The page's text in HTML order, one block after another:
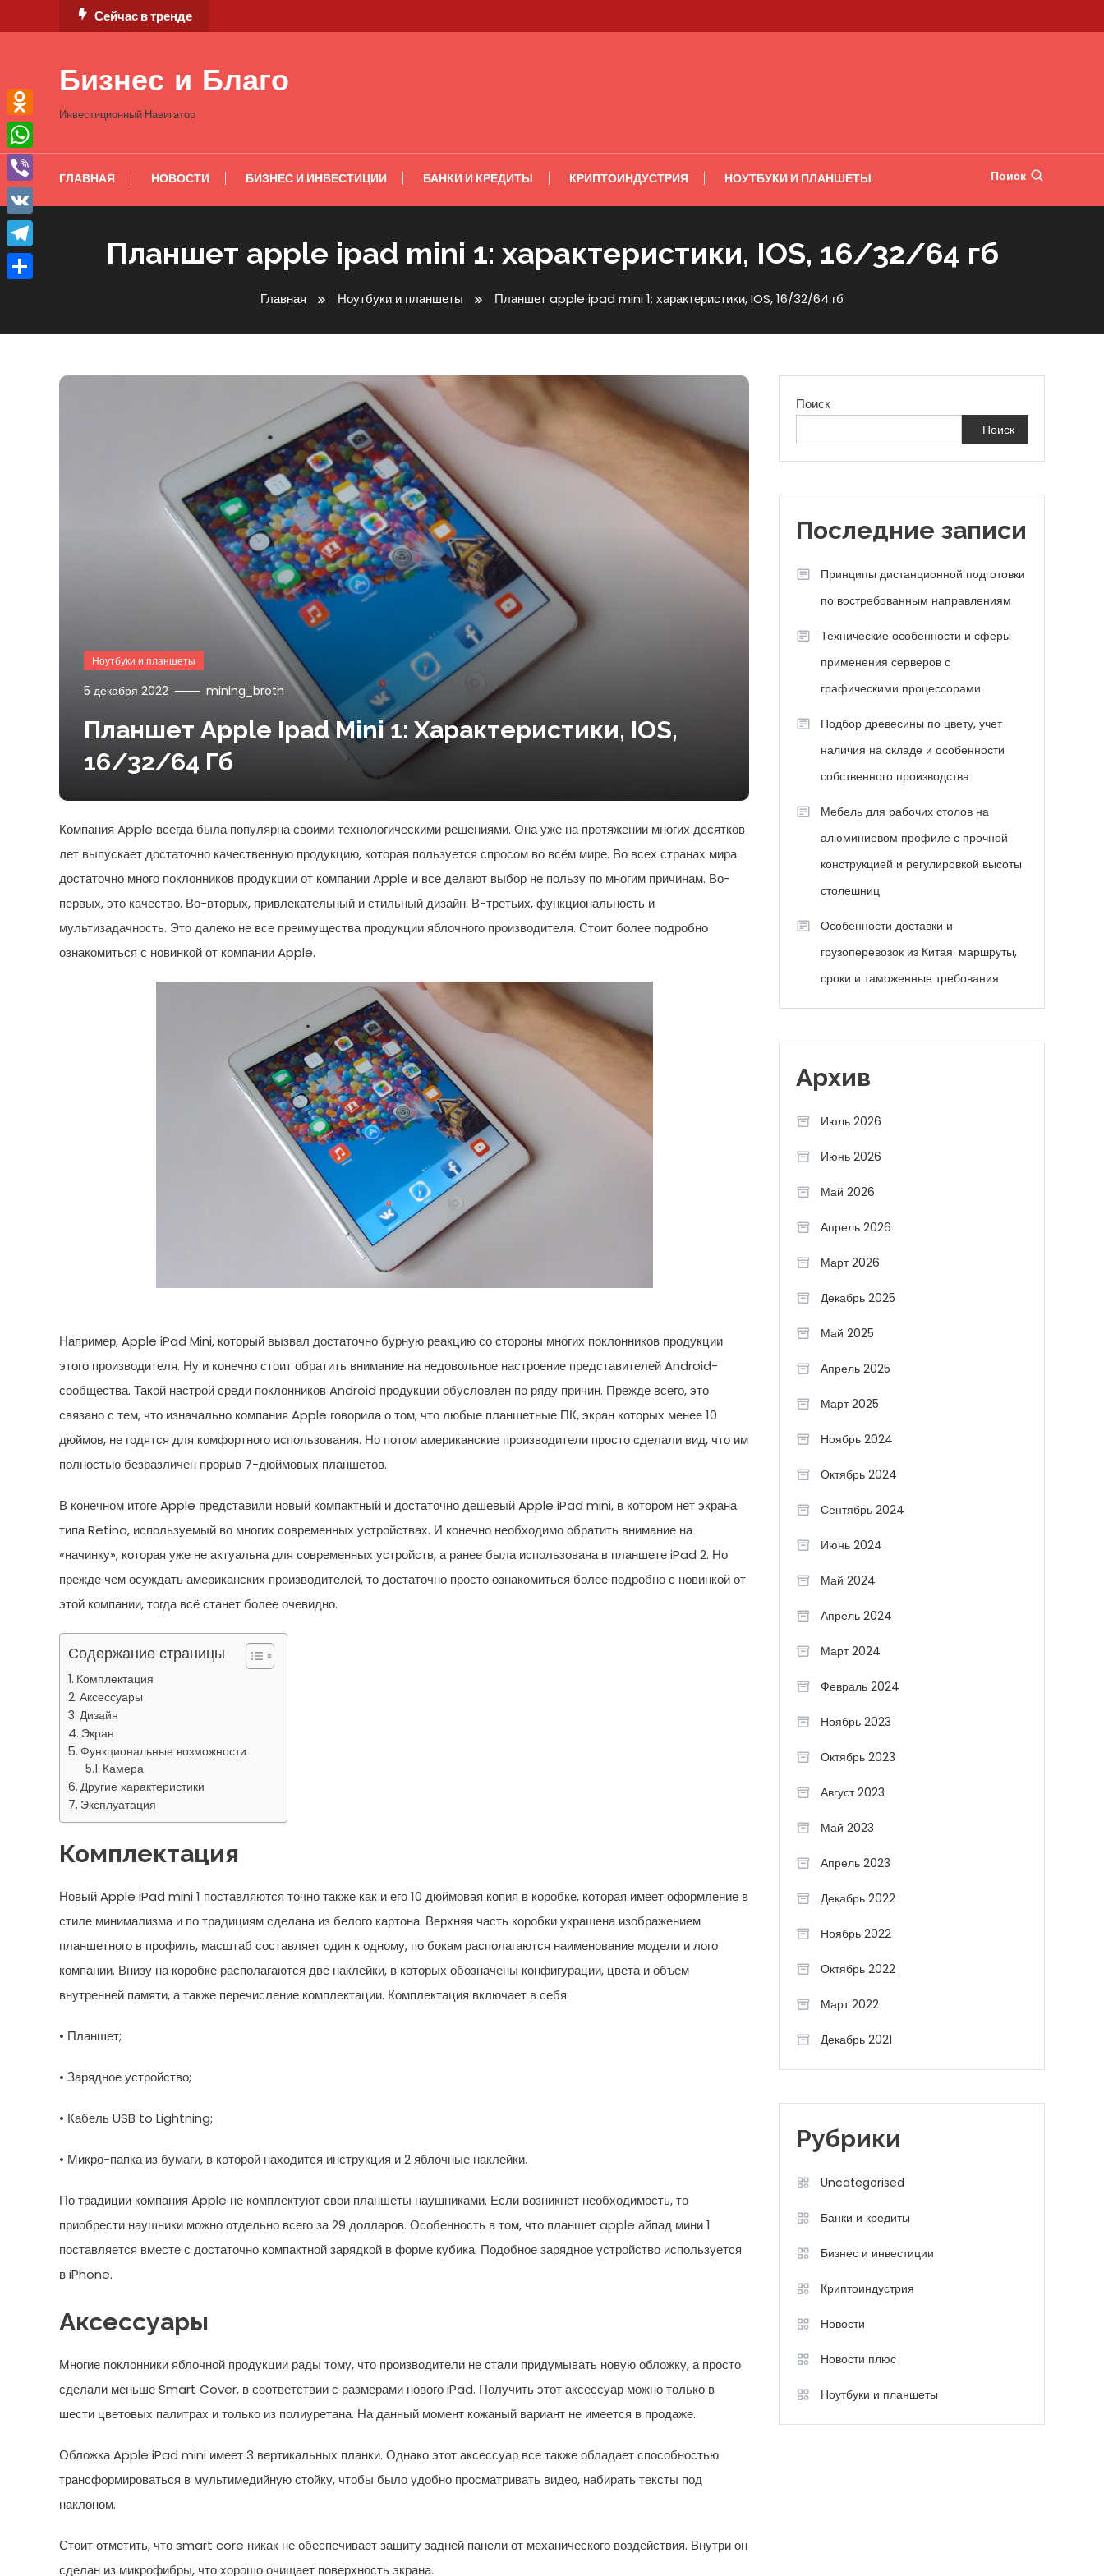
к
Сейчас в тренде
Бизнес и Благо
Инвестиционный Навигатор
ГЛАВНАЯ НОВОСТИ БИЗНЕС И ИНВЕСТИЦИИ БАНКИ И КРЕДИТЫ КРИПТОИНДУСТРИЯ НОУТБУКИ И ПЛАНШЕТЫ Поиск
Планшет apple ipad mini 1: характеристики, IOS, 16/32/64 гб
Главная Ноутбуки и планшеты Планшет apple ipad mini 1: характеристики, IOS, 16/32/64 гб
Ноутбуки и планшеты
5 декабря 2022 mining_broth
Планшет Apple Ipad Mini 1: Характеристики, IOS,
16/32/64 Гб
Компания Apple всегда была популярна своими технологическими решениями. Она уже на протяжении многих десятков
лет выпускает достаточно качественную продукцию, которая пользуется спросом во всём мире. Во всех странах мира
достаточно много поклонников продукции от компании Apple и все делают выбор не пользу по многим причинам. Во-
первых, это качество. Во-вторых, привлекательный и стильный дизайн. В-третьих, функциональность и
мультизадачность. Это далеко не все преимущества продукции яблочного производителя. Стоит более подробно
ознакомиться с новинкой от компании Apple.
Например, Apple iPad Mini, который вызвал достаточно бурную реакцию со стороны многих поклонников продукции
этого производителя. Ну и конечно стоит обратить внимание на недовольное настроение представителей Android-
сообщества. Такой настрой среди поклонников Android продукции обусловлен по ряду причин. Прежде всего, это
связано с тем, что изначально компания Apple говорила о том, что любые планшетные ПК, экран которых менее 10
дюймов, не годятся для комфортного использования. Но потом американские производители просто сделали вид, что им
полностью безразличен прорыв 7-дюймовых планшетов.
В конечном итоге Apple представили новый компактный и достаточно дешевый Apple iPad mini, в котором нет экрана
типа Retina, используемый во многих современных устройствах. И конечно необходимо обратить внимание на
«начинку», которая уже не актуальна для современных устройств, а ранее была использована в планшете iPad 2. Но
прежде чем осуждать американских производителей, то достаточно просто ознакомиться более подробно с новинкой от
этой компании, тогда всё станет более очевидно.
Содержание страницы
Комплектация
Аксессуары
Дизайн
Экран
Функциональные возможности
Камера
Другие характеристики
Эксплуатация
Комплектация
Новый Apple iPad mini 1 поставляются точно также как и его 10 дюймовая копия в коробке, которая имеет оформление в
стиле минимализма и по традициям сделана из белого картона. Верхняя часть коробки украшена изображением
планшетного в профиль, масштаб составляет один к одному, по бокам располагаются наименование модели и лого
компании. Внизу на коробке располагаются две наклейки, в которых обозначены конфигурации, цвета и объем
внутренней памяти, а также перечисление комплектации. Комплектация включает в себя:
• Планшет;
• Зарядное устройство;
• Кабель USB to Lightning;
• Микро-папка из бумаги, в которой находится инструкция и 2 яблочные наклейки.
По традиции компания Apple не комплектуют свои планшеты наушниками. Если возникнет необходимость, то
приобрести наушники можно отдельно всего за 29 долларов. Особенность в том, что планшет apple айпад мини 1
поставляется вместе с достаточно компактной зарядкой в форме кубика. Подобное зарядное устройство используется
в iPhone.
Аксессуары
Многие поклонники яблочной продукции рады тому, что производители не стали придумывать новую обложку, а просто
сделали меньше Smart Cover, в соответствии с размерами нового iPad. Получить этот аксессуар можно только в
шести цветовых палитрах и только из полиуретана. На данный момент кожаный вариант не имеется в продаже.
Обложка Apple iPad mini имеет 3 вертикальных планки. Однако этот аксессуар все также обладает способностью
трансформироваться в мультимедийную стойку, чтобы было удобно просматривать видео, набирать тексты под
наклоном.
Стоит отметить, что smart core никак не обеспечивает защиту задней панели от механического воздействия. Внутри он
сделан из микрофибры, что хорошо очищает поверхность экрана.
Поиск
Поиск
Последние записи
Принципы дистанционной подготовки
по востребованным направлениям
Технические особенности и сферы
применения серверов с
графическими процессорами
Подбор древесины по цвету, учет
наличия на складе и особенности
собственного производства
Мебель для рабочих столов на
алюминиевом профиле с прочной
конструкцией и регулировкой высоты
столешниц
Особенности доставки и
грузоперевозок из Китая: маршруты,
сроки и таможенные требования
Архив
Июль 2026
Июнь 2026
Май 2026
Апрель 2026
Март 2026
Декабрь 2025
Май 2025
Апрель 2025
Март 2025
Ноябрь 2024
Октябрь 2024
Сентябрь 2024
Июнь 2024
Май 2024
Апрель 2024
Март 2024
Февраль 2024
Ноябрь 2023
Октябрь 2023
Август 2023
Май 2023
Апрель 2023
Декабрь 2022
Ноябрь 2022
Октябрь 2022
Март 2022
Декабрь 2021
Рубрики
Uncategorised
Банки и кредиты
Бизнес и инвестиции
Криптоиндустрия
Новости
Новости плюс
Ноутбуки и планшеты
Odnoklassniki
WhatsApp
Viber
VK
Telegram